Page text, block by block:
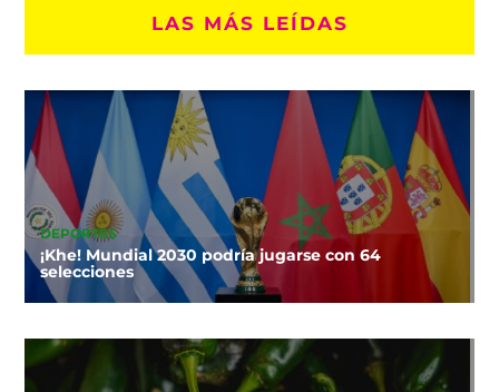
LAS MÁS LEÍDAS
DEPORTES
¡Khe! Mundial 2030 podría jugarse con 64
selecciones